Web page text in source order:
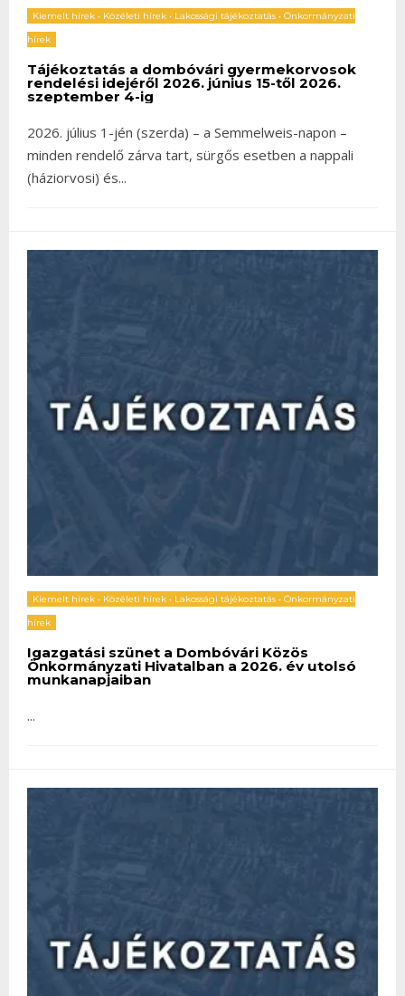
Kiemelt hírek • Közéleti hírek • Lakossági tájékoztatás • Önkormányzati
hírek
Tájékoztatás a dombóvári gyermekorvosok
rendelési idejéről 2026. június 15-től 2026.
szeptember 4-ig
2026. július 1-jén (szerda) – a Semmelweis-napon –
minden rendelő zárva tart, sürgős esetben a nappali
(háziorvosi) és...
Kiemelt hírek • Közéleti hírek • Lakossági tájékoztatás • Önkormányzati
hírek
Igazgatási szünet a Dombóvári Közös
Önkormányzati Hivatalban a 2026. év utolsó
munkanapjaiban
...